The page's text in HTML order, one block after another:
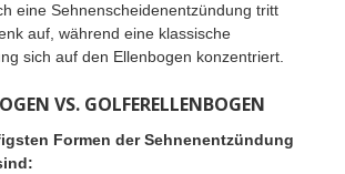
eine Sehnenscheidenentzündung tritt
auf, während eine klassische
sich auf den Ellenbogen konzentriert.
VS. GOLFERELLENBOGEN
Formen der Sehnenentzündung